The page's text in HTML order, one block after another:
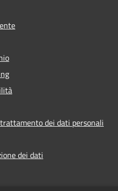
dei dati personali
dei dati